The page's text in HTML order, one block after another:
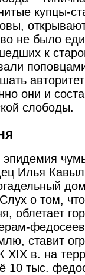
купцы-
не было
к
они и
слободы.
эпидемия
Илья
о том,
облетает
ставит
XIX в. на
10 тыс.